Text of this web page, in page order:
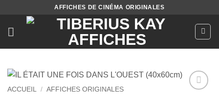
contenu
AFFICHES DE CINÉMA ORIGINALES
ACCUEIL / AFFICHES ORIGINALES